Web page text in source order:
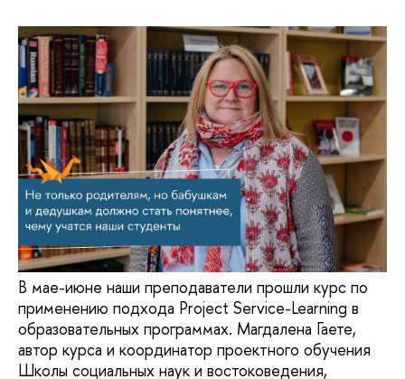
В мае-июне наши преподаватели прошли курс по
применению подхода Project Service-Learning в
образовательных программах. Магдалена Гаете,
автор курса и координатор проектного обучения
Школы социальных наук и востоковедения,